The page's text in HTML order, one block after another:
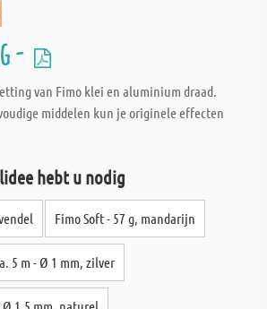
-
van Fimo klei en aluminium draad.
middelen kun je originele effecten
hebt u nodig
Fimo Soft - 57 g, mandarijn
5 m - Ø 1 mm, zilver